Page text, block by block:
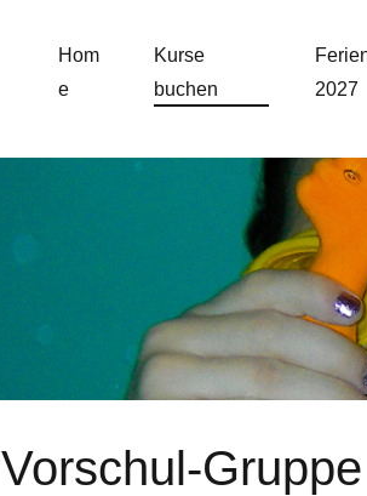
Hom
e
Kurse
buchen
2027